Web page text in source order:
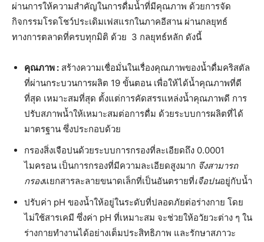
ผ่านการให้ความสำคัญในการดื่มน้ำที่มีคุณภาพ ด้วยการจัด
กิจกรรมโรดโชว์ประเดิมเฟสแรกในภาคอีสาน ผ่านกลยุทธ์
ทางการตลาดที่ครบทุกมิติ ด้วย 3 กลยุทธ์หลัก ดังนี้
คุณภาพ : สร้างความเชื่อมั่นในเรื่องคุณภาพของน้ำดื่มคริสตัล
ที่ผ่านกระบวนการผลิต 19 ขั้นตอน เพื่อให้ได้น้ำคุณภาพที่ดี
ที่สุด เหมาะสมที่สุด ตั้งแต่การคัดสรรแหล่งน้ำคุณภาพดี การ
ปรับสภาพน้ำให้เหมาะสมต่อการดื่ม ด้วยระบบการผลิตที่ได้
มาตรฐาน ซึ่งประกอบด้วย
กรองสิ่งเจือปนด้วยระบบการกรองที่ละเอียดถึง 0.0001
ไมครอน เป็นการกรองที่มีความละเอียดสูงมาก จึงสามารถ
กรองแยกสารละลายขนาดเล็กที่เป็นอันตรายที่เจือปนอยู่กับน้ำ
ปรับค่า pH ของน้ำให้อยู่ในระดับที่ปลอดภัยต่อร่างกาย โดย
ไม่ใช้สารเคมี ซึ่งค่า pH ที่เหมาะสม จะช่วยให้อวัยวะต่าง ๆ ใน
ร่างกายทำงานได้อย่างเต็มประสิทธิภาพ และรักษาสภาวะ